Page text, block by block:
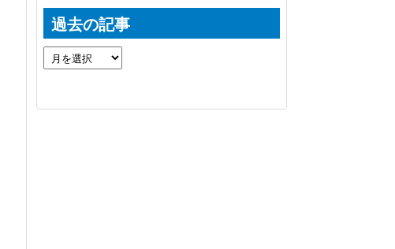
過去の記事